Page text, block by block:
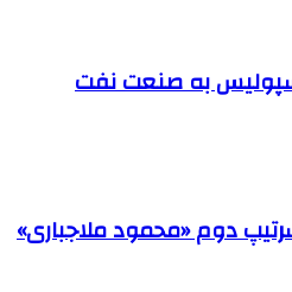
به صنعت نفت
دوم «محمود ملاجباری»